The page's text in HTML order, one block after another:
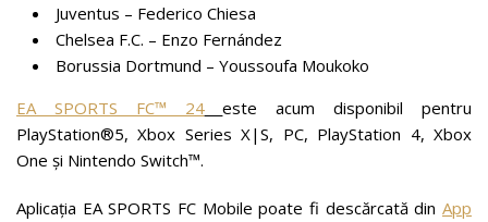
Juventus – Federico Chiesa
Chelsea F.C. – Enzo Fernández
Borussia Dortmund – Youssoufa Moukoko
EA SPORTS FC™ 24
este acum disponibil pentru
PlayStation®5, Xbox Series X|S, PC, PlayStation 4, Xbox
One și Nintendo Switch™.
Aplicația EA SPORTS FC Mobile poate fi descărcată din App